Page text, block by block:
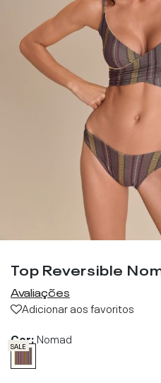
Top Reversible
Avaliações
Adicionar aos favoritos
Cor:Nomad
SALE